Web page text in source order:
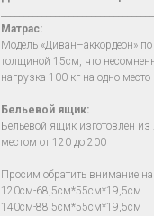
Матрас:
Модель «Диван–аккордеон»
толщиной 15см, что
нагрузка 100 кг на одно место
Бельевой ящик:
Бельевой ящик изготовлен
местом от 120 до 200
Просим обратить внимание
120см-68,5см*55см*19,5см
140см-88,5см*55см*19,5см